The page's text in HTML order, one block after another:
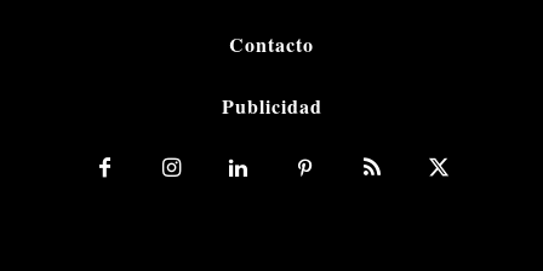
Contacto
Publicidad